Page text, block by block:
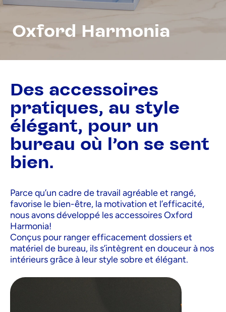
Oxford Harmonia
Des accessoires
pratiques, au style
élégant, pour un
bureau où l'on se sent
bien.
Parce qu’un cadre de travail agréable et rangé,
favorise le bien-être, la motivation et l’efficacité,
nous avons développé les accessoires Oxford
Harmonia!
Conçus pour ranger efficacement dossiers et
matériel de bureau, ils s’intègrent en douceur à nos
intérieurs grâce à leur style sobre et élégant.